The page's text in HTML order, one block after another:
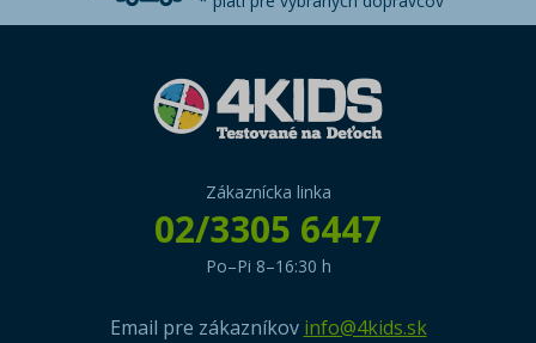
Zákaznícka linka
02/3305 6447
Po–Pi 8–16:30 h
Email pre zákazníkov info@4kids.sk